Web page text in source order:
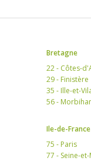
Bretagne
22 - Côtes-
29 - Finistère
35 - Ille-et-
56 -
Ile-de-France
75 - Paris
77 - Seine-